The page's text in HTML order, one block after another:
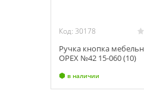
Код: 30178
Ручка кнопка
ОРЕХ №42 15-060 (10)
в наличии